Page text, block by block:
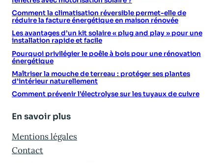
Comment la climatisation réversible permet-elle de
réduire la facture énergétique en maison rénovée
Les avantages d’un kit solaire « plug and play » pour une
installation rapide et facile
Pourquoi privilégier le poêle à bois pour une rénovation
énergétique
Maîtriser la mouche de terreau : protéger ses plantes
d’intérieur naturellement
Comment prévenir l’électrolyse sur les tuyaux de cuivre
En savoir plus
Mentions légales
Contact